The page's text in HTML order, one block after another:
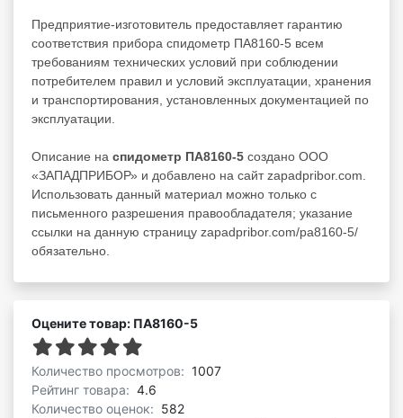
Предприятие-изготовитель предоставляет гарантию
соответствия прибора спидометр ПА8160-5 всем
требованиям технических условий при соблюдении
потребителем правил и условий эксплуатации, хранения
и транспортирования, установленных документацией по
эксплуатации.
Описание на спидометр ПА8160-5 создано ООО
«ЗАПАДПРИБОР» и добавлено на сайт zapadpribor.com.
Использовать данный материал можно только с
письменного разрешения правообладателя; указание
ссылки на данную страницу zapadpribor.com/pa8160-5/
обязательно.
Оцените товар: ПА8160-5
Количество просмотров: 1007
Рейтинг товара: 4.6
Количество оценок: 582